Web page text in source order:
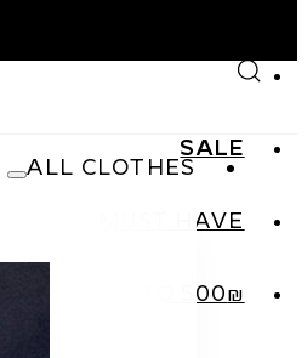
SALE
MUST HAVE
₪UP TO 500
ALL CLOTHES